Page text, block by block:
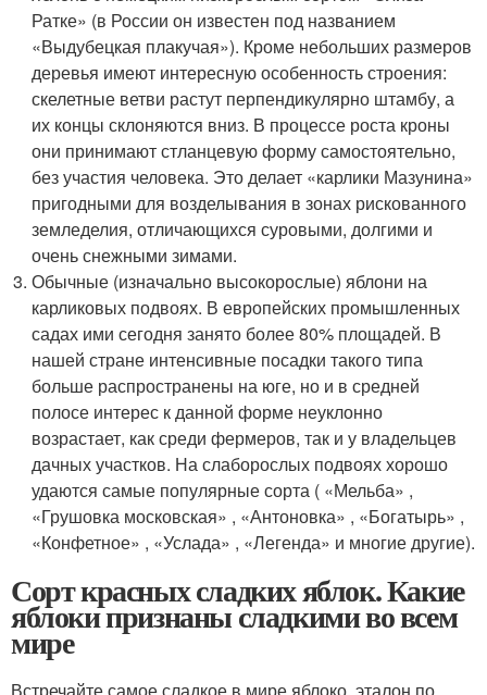
Ратке» (в России он известен под названием
«Выдубецкая плакучая»). Кроме небольших размеров
деревья имеют интересную особенность строения:
скелетные ветви растут перпендикулярно штамбу, а
их концы склоняются вниз. В процессе роста кроны
они принимают стланцевую форму самостоятельно,
без участия человека. Это делает «карлики Мазунина»
пригодными для возделывания в зонах рискованного
земледелия, отличающихся суровыми, долгими и
очень снежными зимами.
Обычные (изначально высокорослые) яблони на
карликовых подвоях. В европейских промышленных
садах ими сегодня занято более 80% площадей. В
нашей стране интенсивные посадки такого типа
больше распространены на юге, но и в средней
полосе интерес к данной форме неуклонно
возрастает, как среди фермеров, так и у владельцев
дачных участков. На слаборослых подвоях хорошо
удаются самые популярные сорта ( «Мельба» ,
«Грушовка московская» , «Антоновка» , «Богатырь» ,
«Конфетное» , «Услада» , «Легенда» и многие другие).
Сорт красных сладких яблок. Какие
яблоки признаны сладкими во всем
мире